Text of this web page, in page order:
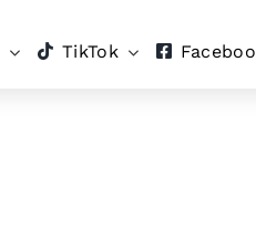
TikTok